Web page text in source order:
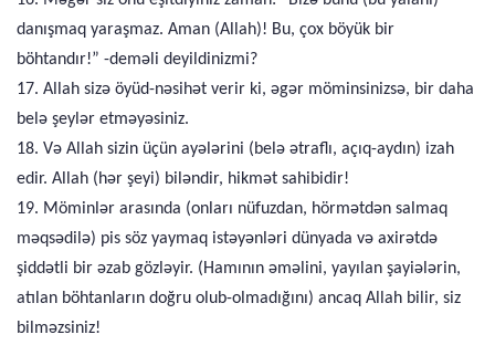
danışmaq yaraşmaz. Aman (Allah)! Bu, çox böyük bir
böhtandır!” -deməli deyildinizmi?
17. Allah sizə öyüd-nəsihət verir ki, əgər möminsinizsə, bir daha
belə şeylər etməyəsiniz.
18. Və Allah sizin üçün ayələrini (belə ətraflı, açıq-aydın) izah
edir. Allah (hər şeyi) biləndir, hikmət sahibidir!
19. Möminlər arasında (onları nüfuzdan, hörmətdən salmaq
məqsədilə) pis söz yaymaq istəyənləri dünyada və axirətdə
şiddətli bir əzab gözləyir. (Hamının əməlini, yayılan şayiələrin,
atılan böhtanların doğru olub-olmadığını) ancaq Allah bilir, siz
bilməzsiniz!